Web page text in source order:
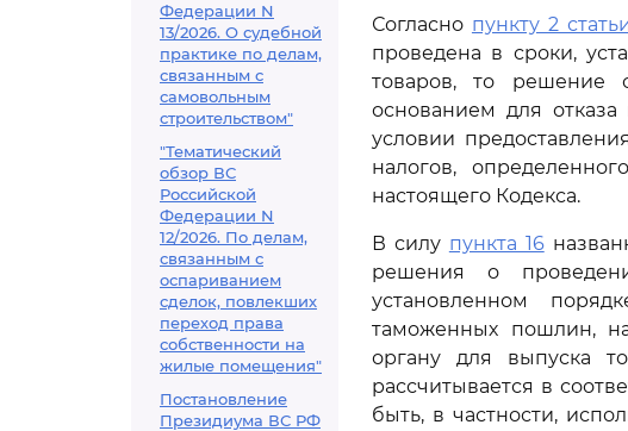
Федерации N
13/2026. О судебной
практике по делам,
связанным с
самовольным
строительством"
"Тематический
обзор ВС
Российской
Федерации N
12/2026. По делам,
связанным с
оспариванием
сделок, повлекших
переход права
собственности на
жилые помещения"
Постановление
Президиума ВС РФ
Согласно пункту 2
проведена в сроки,
товаров, то решение
основанием для
условии
налогов,
настоящего Кодекса.
В силу пункта 16
решения о
установленном
таможенных пошлин,
органу для выпуска
рассчитывается в
быть, в частности,